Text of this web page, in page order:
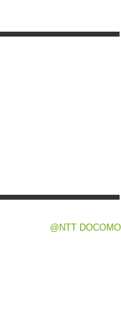
@NTT DOCOMO